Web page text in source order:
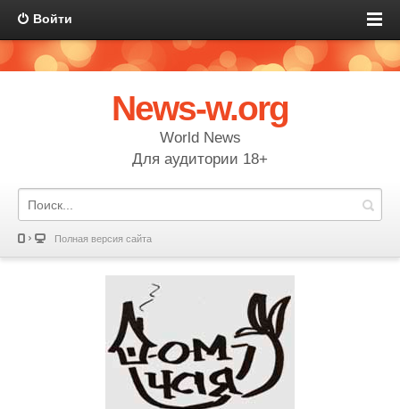
Войти
News-w.org
World News
Для аудитории 18+
Полная версия сайта